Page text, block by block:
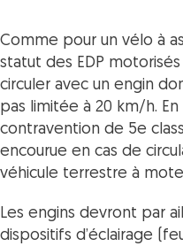
Comme pour un vélo à
statut des EDP
circuler avec un engin
pas limitée à 20 km/h.
contravention de 5e
encourue en cas de
véhicule terrestre à
Les engins devront par
dispositifs d’éclairage